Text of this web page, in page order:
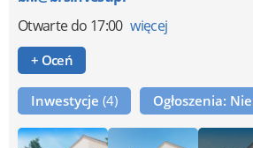
Otwartedo 17:00 więcej
+ Oceń
Inwestycje (4) Ogłoszenia: